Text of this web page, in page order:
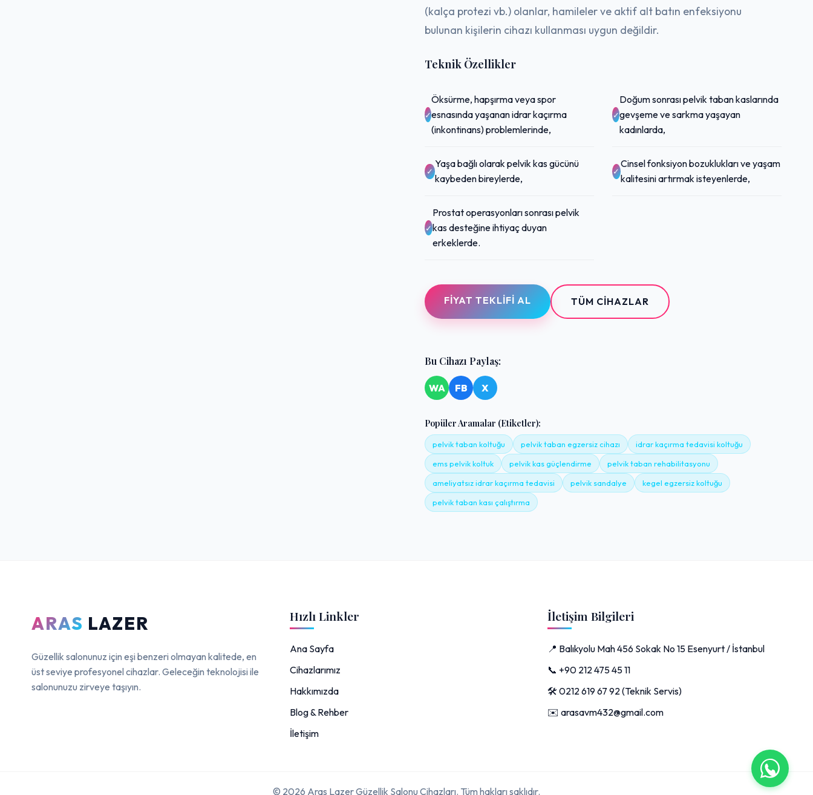
(kalça protezi vb.) olanlar, hamileler ve aktif alt batın enfeksiyonu
bulunan kişilerin cihazı kullanması uygun değildir.
Teknik Özellikler
Öksürme, hapşırma veya spor
esnasında yaşanan idrar kaçırma
(inkontinans) problemlerinde,
Doğum sonrası pelvik taban kaslarında
gevşeme ve sarkma yaşayan
kadınlarda,
Yaşa bağlı olarak pelvik kas gücünü
kaybeden bireylerde,
Cinsel fonksiyon bozuklukları ve yaşam
kalitesini artırmak isteyenlerde,
Prostat operasyonları sonrası pelvik
kas desteğine ihtiyaç duyan
erkeklerde.
FIYAT TEKLIFI AL TÜM CIHAZLAR
Bu Cihazı Paylaş:
WA FB X
Popüler Aramalar (Etiketler):
pelvik taban koltuğu pelvik taban egzersiz cihazı
idrar kaçırma tedavisi koltuğu
ems pelvik koltuk
pelvik kas güçlendirme
pelvik taban rehabilitasyonu
ameliyatsız idrar kaçırma tedavisi
pelvik sandalye
kegel egzersiz koltuğu
pelvik taban kası çalıştırma
ARAS LAZER
Güzellik salonunuz için eşi benzeri olmayan kalitede, en
üst seviye profesyonel cihazlar. Geleceğin teknolojisi ile
salonunuzu zirveye taşıyın.
Hızlı Linkler
Ana Sayfa
Cihazlarımız
Hakkımızda
Blog & Rehber
İletişim
İletişim Bilgileri
📍 Balıkyolu Mah 456 Sokak No 15 Esenyurt / İstanbul
📞 +90 212 475 45 11
🛠️ 0212 619 67 92 (Teknik Servis)
✉️ arasavm432@gmail.com
© 2026 Aras Lazer Güzellik Salonu Cihazları. Tüm hakları saklıdır.